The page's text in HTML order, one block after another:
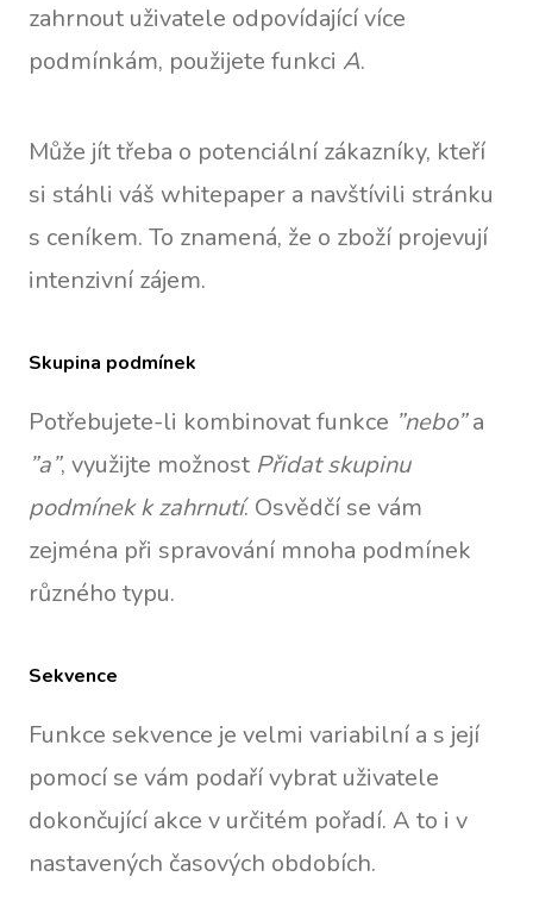
zahrnout uživatele odpovídající více
podmínkám, použijete funkci A.
Může jít třeba o potenciální zákazníky, kteří
si stáhli váš whitepaper a navštívili stránku
s ceníkem. To znamená, že o zboží projevují
intenzivní zájem.
Skupina podmínek
Potřebujete-li kombinovat funkce ”nebo”a
”a”, využijte možnost Přidat skupinu
podmínek k zahrnutí. Osvědčí se vám
zejména při spravování mnoha podmínek
různého typu.
Sekvence
Funkce sekvence je velmi variabilní a s její
pomocí se vám podaří vybrat uživatele
dokončující akce v určitém pořadí. A to i v
nastavených časových obdobích.